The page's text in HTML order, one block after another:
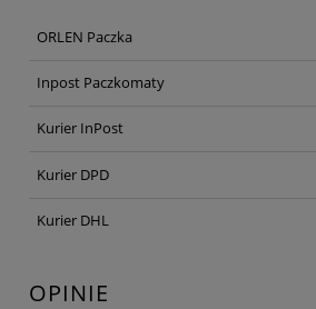
ORLEN Paczka
Inpost Paczkomaty
Kurier InPost
Kurier DPD
Kurier DHL
OPINIE